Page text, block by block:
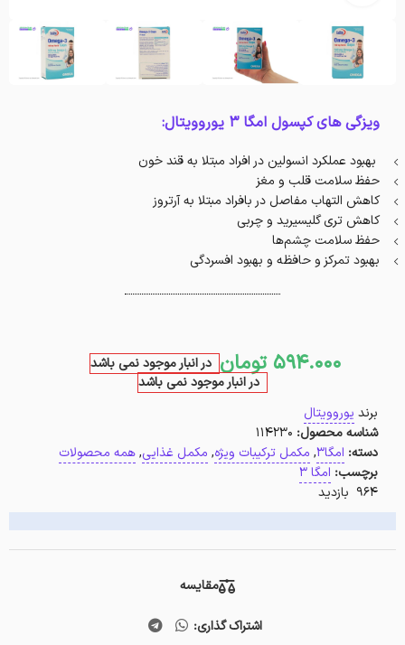
ویزگی های کپسول امگا 3 یوروویتال:
بهبود عملکرد انسولین در افراد مبتلا به قند خون
حفظ سلامت قلب و مغز
کاهش التهاب مفاصل در بافراد مبتلا به آرتروز
کاهش تری گلیسیرید و چربی
حفظ سلامت چشم‌ها
بهبود تمرکز و حافظه و بهبود افسردگی
594.000 تومان در انبار موجود نمی باشد
در انبار موجود نمی باشد
برند یوروویتال
شناسه محصول: 114230
دسته: امگا3 , مکمل ترکیبات ویژه, مکمل غذایی,همه محصولات
برچسب: امگا 3
964 بازدید
مقایسه
اشتراک گذاری: